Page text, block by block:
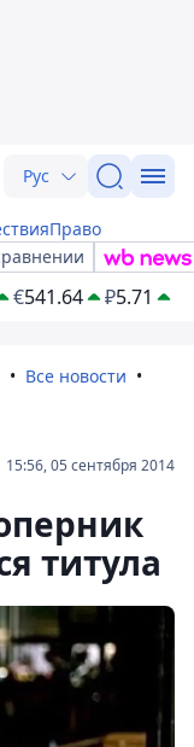
Рус
Право
€541.64 ₽5.71
Все новости
15:56, 05 сентября 2014
титула